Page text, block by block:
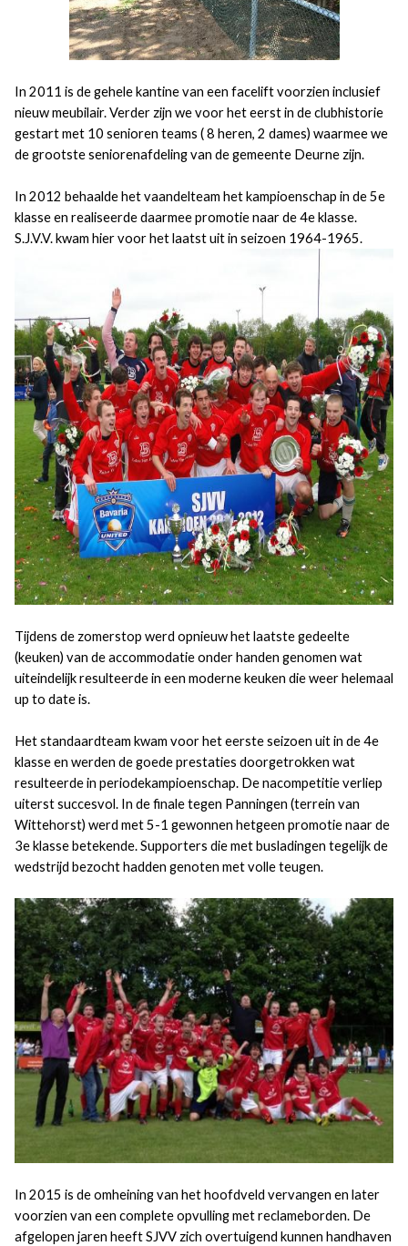
In 2011 is de gehele kantine van een facelift voorzien inclusief
nieuw meubilair. Verder zijn we voor het eerst in de clubhistorie
gestart met 10 senioren teams ( 8 heren, 2 dames) waarmee we
de grootste seniorenafdeling van de gemeente Deurne zijn.
In 2012 behaalde het vaandelteam het kampioenschap in de 5e
klasse en realiseerde daarmee promotie naar de 4e klasse.
S.J.V.V. kwam hier voor het laatst uit in seizoen 1964-1965.
Tijdens de zomerstop werd opnieuw het laatste gedeelte
(keuken) van de accommodatie onder handen genomen wat
uiteindelijk resulteerde in een moderne keuken die weer helemaal
up to date is.
Het standaardteam kwam voor het eerste seizoen uit in de 4e
klasse en werden de goede prestaties doorgetrokken wat
resulteerde in periodekampioenschap. De nacompetitie verliep
uiterst succesvol. In de finale tegen Panningen (terrein van
Wittehorst) werd met 5-1 gewonnen hetgeen promotie naar de
3e klasse betekende. Supporters die met busladingen tegelijk de
wedstrijd bezocht hadden genoten met volle teugen.
In 2015 is de omheining van het hoofdveld vervangen en later
voorzien van een complete opvulling met reclameborden. De
afgelopen jaren heeft SJVV zich overtuigend kunnen handhaven